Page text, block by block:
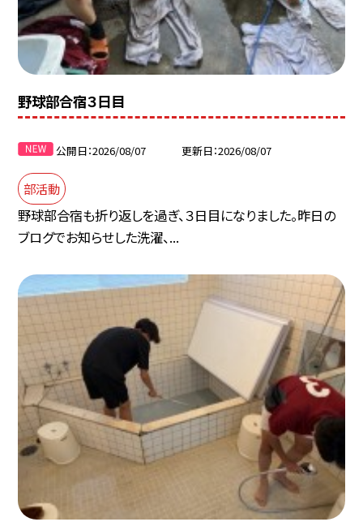
野球部合宿３日目
公開日 2026/08/07 更新日 2026/08/07
部活動
野球部合宿も折り返しを過ぎ、３日目になりました。昨日の
ブログでお知らせした洗濯、...